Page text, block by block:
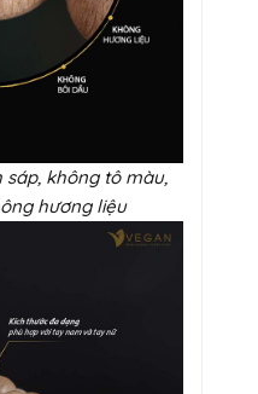
không tô màu,
hương liệu